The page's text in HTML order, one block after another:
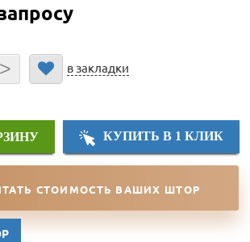
> в закладки
КУПИТЬ В 1 КЛИК
СТОИМОСТЬ ВАШИХ ШТОР